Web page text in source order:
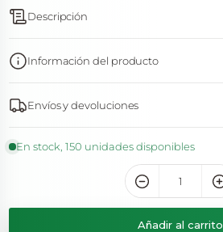
Descripción
Información del producto
Envíos y devoluciones
En stock, 150 unidades disponibles
Añadir al carrito